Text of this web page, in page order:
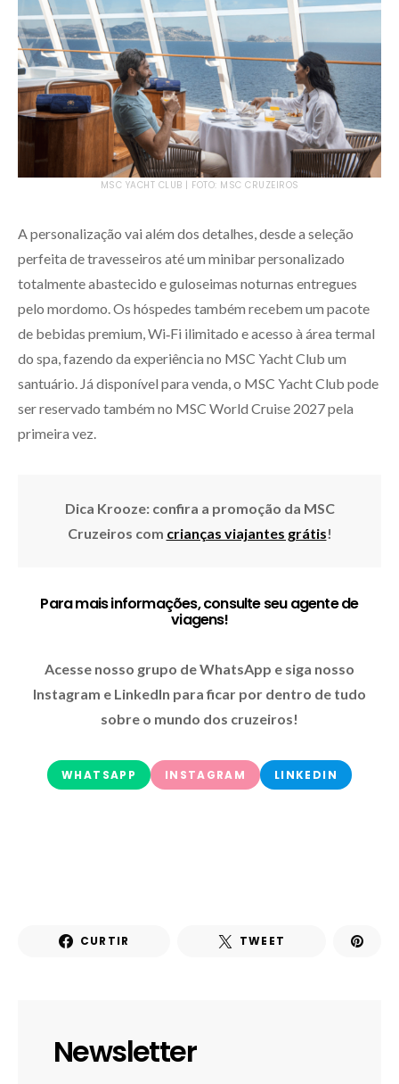
MSC YACHT CLUB | FOTO: MSC CRUZEIROS
A personalização vai além dos detalhes, desde a seleção
perfeita de travesseiros até um minibar personalizado
totalmente abastecido e guloseimas noturnas entregues
pelo mordomo. Os hóspedes também recebem um pacote
de bebidas premium, Wi‑Fi ilimitado e acesso à área termal
do spa, fazendo da experiência no MSC Yacht Club um
santuário. Já disponível para venda, o MSC Yacht Club pode
ser reservado também no MSC World Cruise 2027 pela
primeira vez.
Dica Krooze: confira a promoção da MSC
Cruzeiros com crianças viajantes grátis!
Para mais informações, consulte seu agente de
viagens!
Acesse nosso grupo de WhatsApp e siga nosso
Instagram e LinkedIn para ficar por dentro de tudo
sobre o mundo dos cruzeiros!
WHATSAPP INSTAGRAM LINKEDIN
CURTIR TWEET
Newsletter